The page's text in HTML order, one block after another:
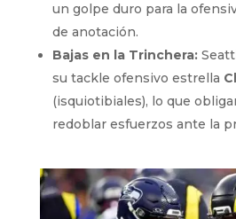
un golpe duro para la
de anotación.
Bajas en la Trinchera:
su tackle ofensivo estrella
(isquiotibiales), lo que
redoblar esfuerzos ante la